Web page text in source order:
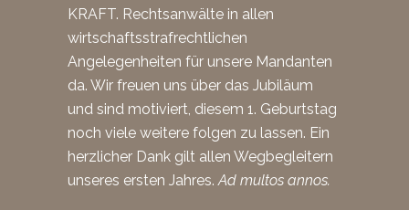
KRAFT. Rechtsanwälte in allen
wirtschaftsstrafrechtlichen
Angelegenheiten für unsere Mandanten
da. Wir freuen uns über das Jubiläum
und sind motiviert, diesem 1. Geburtstag
noch viele weitere folgen zu lassen. Ein
herzlicher Dank gilt allen Wegbegleitern
unseres ersten Jahres.Ad multos annos.